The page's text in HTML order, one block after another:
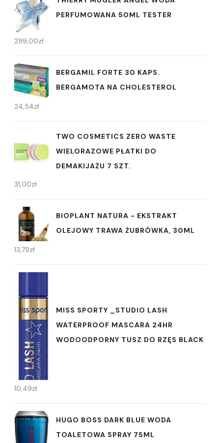
PERFUMOWANA 50ML TESTER
299,00zł
BERGAMIL FORTE 30 KAPS.
BERGAMOTA NA CHOLESTEROL
24,54zł
TWO COSMETICS ZERO WASTE
WIELORAZOWE PŁATKI DO
DEMAKIJAŻU 7 SZT.
31,00zł
BIOPLANT NATURA - EKSTRAKT
OLEJOWY TRAWA ŻUBRÓWKA, 30ML
13,79zł
MISS SPORTY _STUDIO LASH
WATERPROOF MASCARA 24HR
WODOODPORNY TUSZ DO RZĘS BLACK
10,49zł
HUGO BOSS DARK BLUE WODA
TOALETOWA SPRAY 75ML